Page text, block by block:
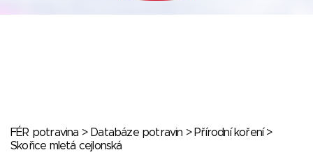
FÉR potravina > Databáze potravin > Přírodní koření>
Skořice mletá cejlonská